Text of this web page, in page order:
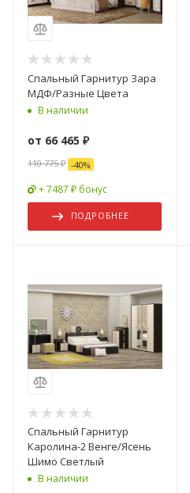
Спальный Гарнитур Зара
МДФ/Разные Цвета
В наличии
от 66 465 ₽
110 775 ₽ -40%
+ 7487 ₽ бонус
ПОДРОБНЕЕ
Спальный Гарнитур
Каролина-2 Венге/Ясень
Шимо Светлый
В наличии